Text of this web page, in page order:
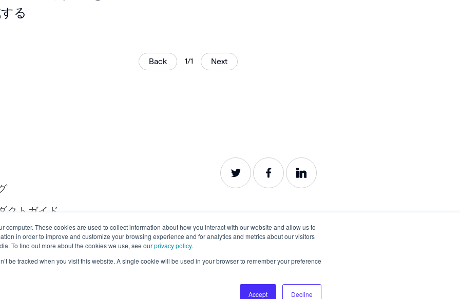
computer. These cookies are used to collect information about how you interact with our website and allow us to
in order to improve and customize your browsing experience and for analytics and metrics about our visitors
To find out more about the cookies we use, see ourprivacy policy.
be tracked when you visit this website. A single cookie will be used in your browser to remember your preference
Accept Decline
る
Back 1/1 Next
クトガイド